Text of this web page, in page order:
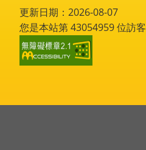
更新日期：2026-08-07
您是本站第43054959位訪客